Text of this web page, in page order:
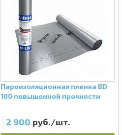
Пароизоляционная пленка BD
100 повышенной прочности
2 900 руб./шт.